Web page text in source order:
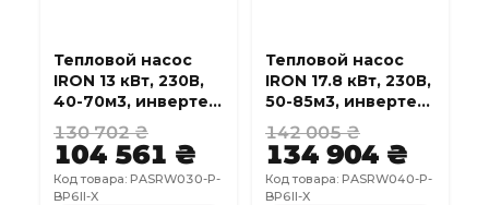
Тепловой насос
IRON 13 кВт, 230В,
40-70м3, инвертер,
с охлаждением,
WI-FI
130 702 ₴
104 561 ₴
Код товара: PASRW030-P-
BP6II-X
Тепловой насос
IRON 17.8 кВт, 230В,
50-85м3, инвертер,
с охлаждением,
WI-FI
142 005 ₴
134 904 ₴
Код товара: PASRW040-P-
BP6II-X